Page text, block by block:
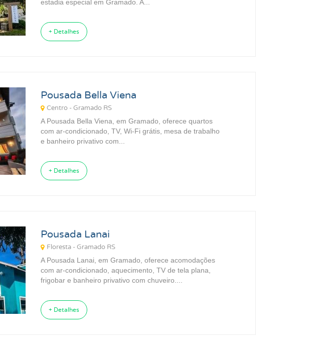
estadia especial em Gramado. A...
+ Detalhes
Pousada Bella Viena
Centro - Gramado RS
A Pousada Bella Viena, em Gramado, oferece quartos
com ar-condicionado, TV, Wi-Fi grátis, mesa de trabalho
e banheiro privativo com...
+ Detalhes
Pousada Lanai
Floresta - Gramado RS
A Pousada Lanai, em Gramado, oferece acomodações
com ar-condicionado, aquecimento, TV de tela plana,
frigobar e banheiro privativo com chuveiro....
+ Detalhes